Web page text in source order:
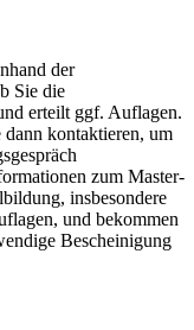
der
Sie die
erteilt ggf. Auflagen.
kontaktieren, um
zum Master-
insbesondere
und bekommen
Bescheinigung